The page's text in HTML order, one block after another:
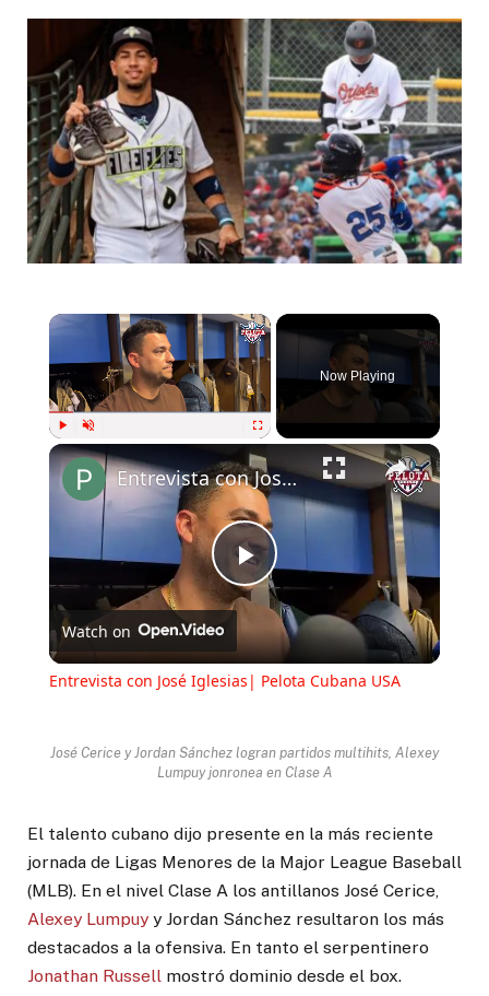
Play Unmute
Now Playing
Play
Video
Entrevista con José Iglesias| Pelota Cubana USA
Watch on
Entrevista con José Iglesias| Pelota Cubana USA
José Cerice y Jordan Sánchez logran partidos multihits, Alexey
Lumpuy jonronea en Clase A
El talento cubano dijo presente en la más reciente
jornada de Ligas Menores de la Major League Baseball
(MLB). En el nivel Clase A los antillanos José Cerice,
Alexey Lumpuy y Jordan Sánchez resultaron los más
destacados a la ofensiva. En tanto el serpentinero
Jonathan Russell mostró dominio desde el box.